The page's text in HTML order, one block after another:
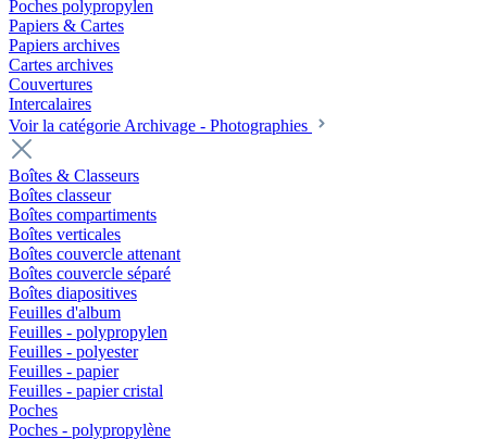
Poches polypropylen
Papiers & Cartes
Papiers archives
Cartes archives
Couvertures
Intercalaires
Voir la catégorie Archivage - Photographies
Boîtes & Classeurs
Boîtes classeur
Boîtes compartiments
Boîtes verticales
Boîtes couvercle attenant
Boîtes couvercle séparé
Boîtes diapositives
Feuilles d'album
Feuilles - polypropylen
Feuilles - polyester
Feuilles - papier
Feuilles - papier cristal
Poches
Poches - polypropylène